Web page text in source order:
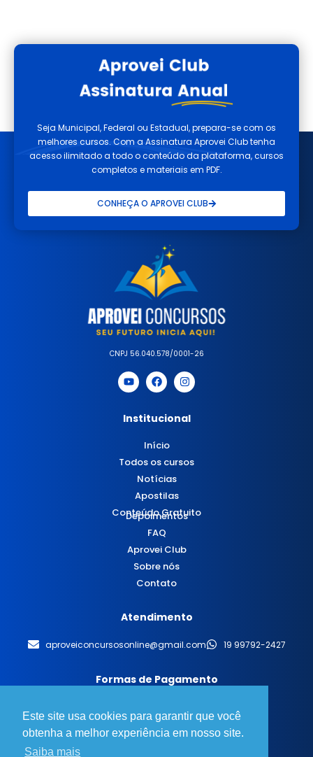
Este site usa cookies para garantir que você
obtenha a melhor experiência em nosso site.
Saiba mais
Seja Municipal, Federal ou Estadual, prepara-se com os
melhores cursos. Com a Assinatura Aprovei Club tenha
acesso ilimitado a todo o conteúdo da plataforma, cursos
completos e materiais em PDF.
CONHEÇA O APROVEI CLUB
CNPJ 56.040.578/0001-26
Institucional
Início
Todos os cursos
Notícias
Apostilas
Conteúdo Gratuito
Depoimentos
FAQ
Aprovei Club
Sobre nós
Contato
Atendimento
aproveiconcursosonline@gmail.com 19 99792-2427
Formas de Pagamento